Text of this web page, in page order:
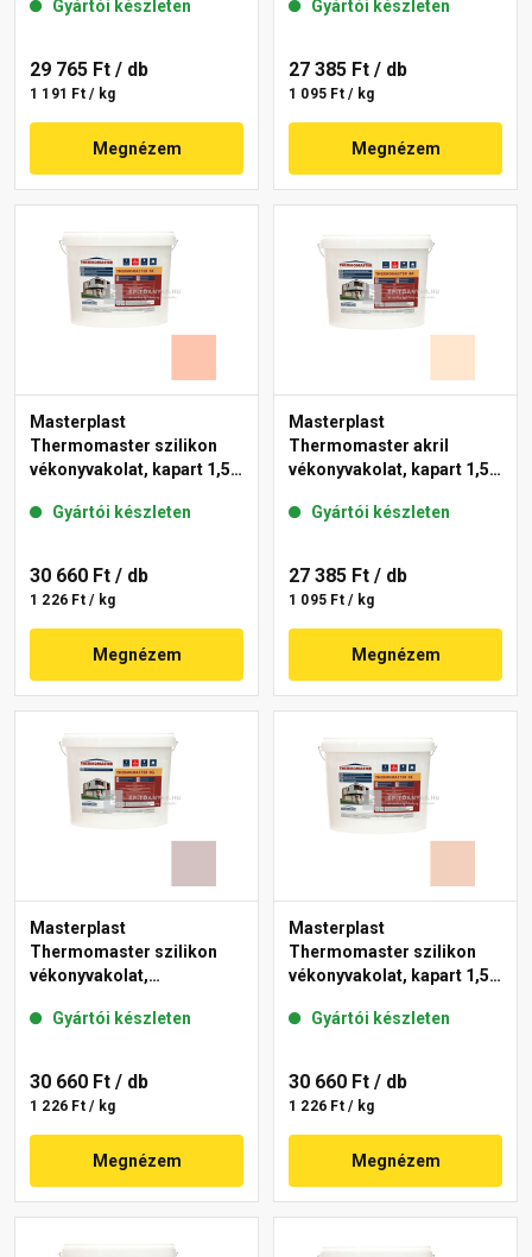
Gyártói készleten
29 765 Ft / db
1 191 Ft / kg
Megnézem
Gyártói készleten
27 385 Ft / db
1 095 Ft / kg
Megnézem
Masterplast
Thermomaster szilikon
vékonyvakolat, kapart 1,5
Gyártói készleten
30 660 Ft / db
1 226 Ft / kg
Megnézem
Masterplast
Thermomaster akril
vékonyvakolat, kapart 1,5
Gyártói készleten
27 385 Ft / db
1 095 Ft / kg
Megnézem
Masterplast
Thermomaster szilikon
vékonyvakolat,
20-E 25 kg
Gyártói készleten
30 660 Ft / db
1 226 Ft / kg
Megnézem
Masterplast
Thermomaster szilikon
vékonyvakolat, kapart 1,5
Gyártói készleten
30 660 Ft / db
1 226 Ft / kg
Megnézem